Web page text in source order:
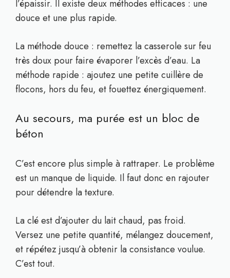
l’épaissir. Il existe deux méthodes efficaces : une
douce et une plus rapide.
La méthode douce : remettez la casserole sur feu
très doux pour faire évaporer l’excès d’eau. La
méthode rapide : ajoutez une petite cuillère de
flocons, hors du feu, et fouettez énergiquement.
Au secours, ma purée est un bloc de
béton
C’est encore plus simple à rattraper. Le problème
est un manque de liquide. Il faut donc en rajouter
pour détendre la texture.
La clé est d’ajouter du lait chaud, pas froid.
Versez une petite quantité, mélangez doucement,
et répétez jusqu’à obtenir la consistance voulue.
C’est tout.